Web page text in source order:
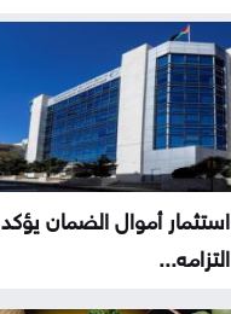
استثمار أموال الضمان يؤكد
التزامه...